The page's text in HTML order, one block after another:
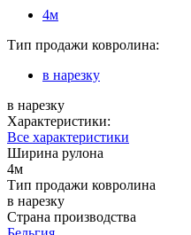
4м
Тип продажи ковролина:
в нарезку
в нарезку
Характеристики:
Все характеристики
Ширина рулона
4м
Тип продажи ковролина
в нарезку
Страна производства